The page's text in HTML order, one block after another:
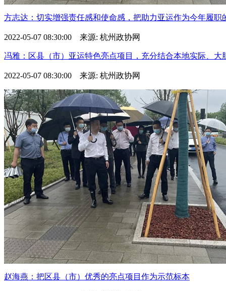
方志达：切实增强责任感和使命感，把助力亚运作为今年履职
2022-05-07 08:30:00 来源: 杭州政协网
冯雅：区县（市）亚运特色亮点项目，充分结合本地实际、大
2022-05-07 08:30:00 来源: 杭州政协网
赵海燕：把区县（市）优秀的亮点项目作为示范标本